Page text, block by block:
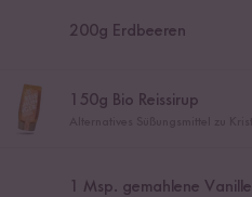
200g Erdbeeren
150g Bio Reissirup
1 Msp. gemahlene Vanille